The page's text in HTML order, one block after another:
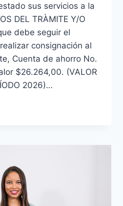
sus servicios a la
DEL TRÀMITE Y/O
debe seguir el
consignación al
Cuenta de ahorro No.
$26.264,00. (VALOR
2026)…